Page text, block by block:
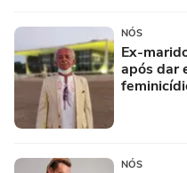
NÓS
Ex-
após dar
NÓS